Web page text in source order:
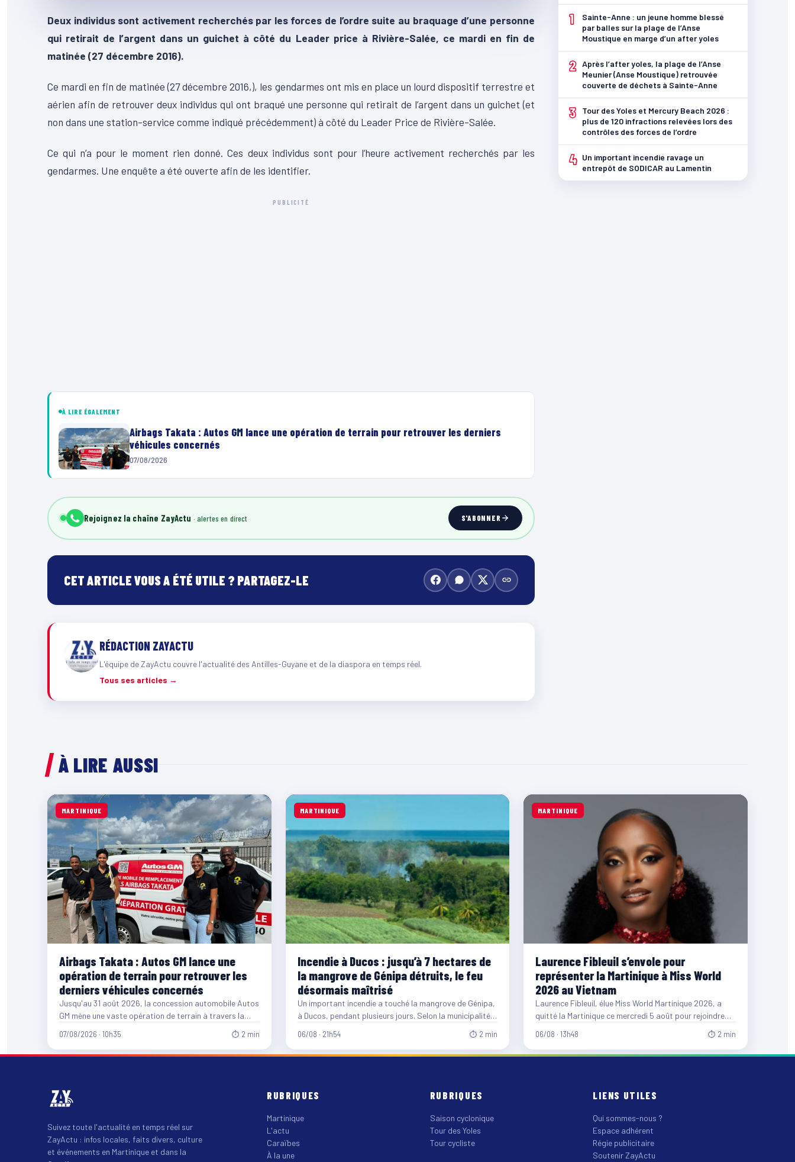
Deux individus sont activement recherchés par les forces de l’ordre suite au braquage d’une personne
qui retirait de l’argent dans un guichet à côté du Leader price à Rivière-Salée, ce mardi en fin de
matinée (27 décembre 2016).
Ce mardi en fin de matinée (27 décembre 2016,), les gendarmes ont mis en place un lourd dispositif terrestre et
aérien afin de retrouver deux individus qui ont braqué une personne qui retirait de l’argent dans un guichet (et
non dans une station-service comme indiqué précédemment) à côté du Leader Price de Rivière-Salée.
Ce qui n’a pour le moment rien donné. Ces deux individus sont pour l’heure activement recherchés par les
gendarmes. Une enquête a été ouverte afin de les identifier.
PUBLICITÉ
À LIRE ÉGALEMENT
Airbags Takata : Autos GM lance une opération de terrain pour retrouver les derniers
véhicules concernés
07/08/2026
Rejoignez la chaîne ZayActu S'ABONNER
CET ARTICLE VOUS A ÉTÉ UTILE ? PARTAGEZ-LE
RÉDACTION ZAYACTU
L'équipe de ZayActu couvre l'actualité des Antilles-Guyane et de la diaspora en temps réel.
Tous ses articles →
1
Sainte-Anne : un jeune homme blessé
par balles sur la plage de l’Anse
Moustique en marge d’un after yoles
2 Après l’after yoles, la plage de l’Anse
Meunier (Anse Moustique) retrouvée
couverte de déchets à Sainte-Anne
3
Tour des Yoles et Mercury Beach 2026 :
plus de 120 infractions relevées lors des
contrôles des forces de l’ordre
4 Un important incendie ravage un
entrepôt de SODICAR au Lamentin
À LIRE AUSSI
MARTINIQUE
Airbags Takata : Autos GM lance une
opération de terrain pour retrouver les
derniers véhicules concernés
Jusqu'au 31 août 2026, la concession automobile Autos
GM mène une vaste opération de terrain à travers la…
07/08/2026 · 10h35 ⏱ 2 min
MARTINIQUE
Incendie à Ducos : jusqu’à 7 hectares de
la mangrove de Génipa détruits, le feu
désormais maîtrisé
Un important incendie a touché la mangrove de Génipa,
à Ducos, pendant plusieurs jours. Selon la municipalité,
06/08 · 21h54 ⏱ 2 min
MARTINIQUE
Laurence Fibleuil s’envole pour
représenter la Martinique à Miss World
2026 au Vietnam
Laurence Fibleuil, élue Miss World Martinique 2026, a
quitté la Martinique ce mercredi 5 août pour rejoindre
06/08 · 13h48 ⏱ 2 min
Suivez toute l'actualité en temps réel sur
ZayActu : infos locales, faits divers, culture
et événements en Martinique et dans la
RUBRIQUES
Martinique
L'actu
Caraïbes
À la une
RUBRIQUES
Saison cyclonique
Tour des Yoles
Tour cycliste
LIENS UTILES
Qui sommes-nous ?
Espace adhérent
Régie publicitaire
Soutenir ZayActu